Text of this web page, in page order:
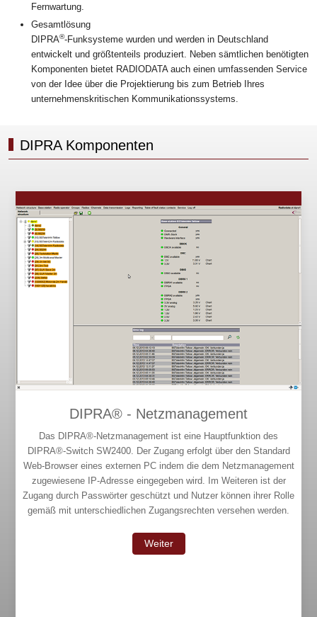
Fernwartung.
Gesamtlösung
DIPRA®-Funksysteme wurden und werden in Deutschland
entwickelt und größtenteils produziert. Neben sämtlichen benötigten
Komponenten bietet RADIODATA auch einen umfassenden Service
von der Idee über die Projektierung bis zum Betrieb Ihres
unternehmenskritischen Kommunikationssystems.
DIPRA Komponenten
DIPRA® - Netzmanagement
Das DIPRA®-Netzmanagement ist eine Hauptfunktion des
DIPRA®-Switch SW2400. Der Zugang erfolgt über den Standard
Web-Browser eines externen PC indem die dem Netzmanagement
zugewiesene IP-Adresse eingegeben wird. Im Weiteren ist der
Zugang durch Passwörter geschützt und Nutzer können ihrer Rolle
gemäß mit unterschiedlichen Zugangsrechten versehen werden.
Weiter